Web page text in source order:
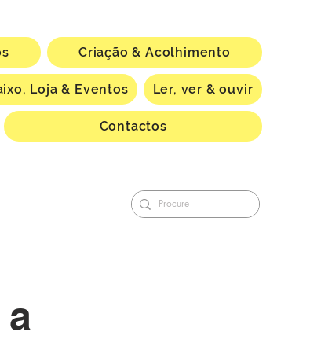
Criação & Acolhimento
Loja & Eventos Ler, ver & ouvir
Contactos